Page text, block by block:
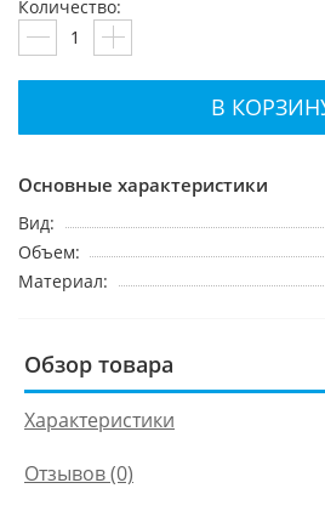
Основные характеристики
Вид:
Объем:
Материал:
Количество:
В
Обзор товара
Характеристики
Отзывов (0)